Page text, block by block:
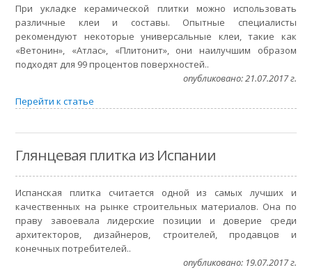
При укладке керамической плитки можно использовать
различные клеи и составы. Опытные специалисты
рекомендуют некоторые универсальные клеи, такие как
«Ветонин», «Атлас», «Плитонит», они наилучшим образом
подходят для 99 процентов поверхностей..
опубликовано: 21.07.2017 г.
Перейти к статье
Глянцевая плитка из Испании
Испанская плитка считается одной из самых лучших и
качественных на рынке строительных материалов. Она по
праву завоевала лидерские позиции и доверие среди
архитекторов, дизайнеров, строителей, продавцов и
конечных потребителей..
опубликовано: 19.07.2017 г.